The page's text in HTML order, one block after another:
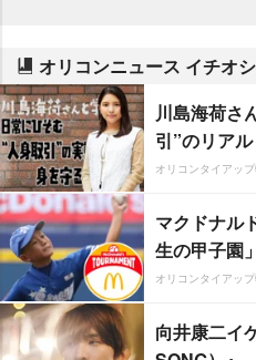
オリコンニュース イチオ
川島海荷さ
引”のリアル
オリコンタイアッ
マクドナル
生の甲子園」
オリコンタイアッ
向井康二イ